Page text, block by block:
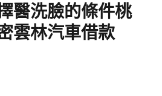
醫洗臉的條件桃
雲林汽車借款